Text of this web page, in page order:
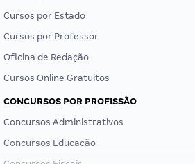
Cursos por Estado
Cursos por Professor
Oficina de Redação
Cursos Online Gratuitos
CONCURSOS POR PROFISSÃO
Concursos Administrativos
Concursos Educação